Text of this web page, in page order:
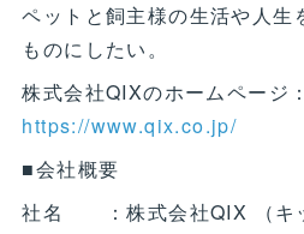
ペットと飼主様の生活や人生
ものにしたい。
株式会社QIXのホームページ：
https://www.qix.co.jp/
■会社概要
社名 ：株式会社QIX （キ